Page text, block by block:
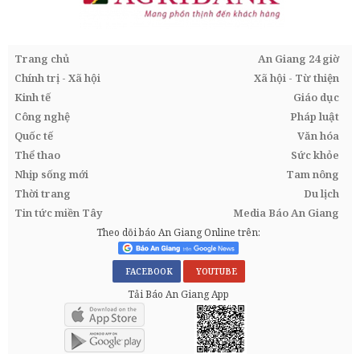
Trang chủ
An Giang 24 giờ
Chính trị - Xã hội
Xã hội - Từ thiện
Kinh tế
Giáo dục
Công nghệ
Pháp luật
Quốc tế
Văn hóa
Thể thao
Sức khỏe
Nhịp sống mới
Tam nông
Thời trang
Du lịch
Tin tức miền Tây
Media Báo An Giang
Theo dõi báo An Giang Online trên:
FACEBOOK YOUTUBE
Tải Báo An Giang App